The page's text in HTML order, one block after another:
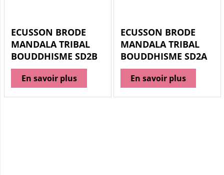
ECUSSON BRODE
MANDALA TRIBAL
BOUDDHISME SD2B
En savoir plus
ECUSSON BRODE
MANDALA TRIBAL
BOUDDHISME SD2A
En savoir plus